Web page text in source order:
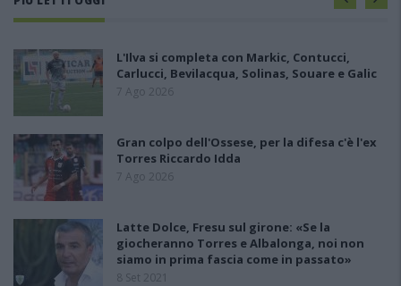
L'Ilva si completa con Markic, Contucci,
Carlucci, Bevilacqua, Solinas, Souare e Galic
7 Ago 2026
Gran colpo dell'Ossese, per la difesa c'è l'ex
Torres Riccardo Idda
7 Ago 2026
Latte Dolce, Fresu sul girone: «Se la
giocheranno Torres e Albalonga, noi non
siamo in prima fascia come in passato»
8 Set 2021